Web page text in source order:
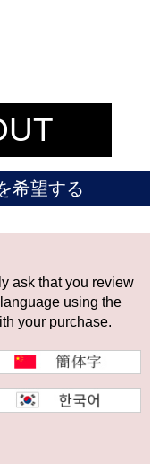
探す
SALE
り込む
ら
希望する
ask that you review
using the
your purchase.